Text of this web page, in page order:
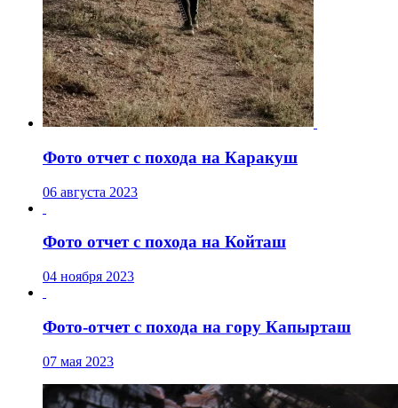
Фото отчет с похода на Каракуш
06 августа 2023
Фото отчет с похода на Койташ
04 ноября 2023
Фото-отчет с похода на гору Капырташ
07 мая 2023